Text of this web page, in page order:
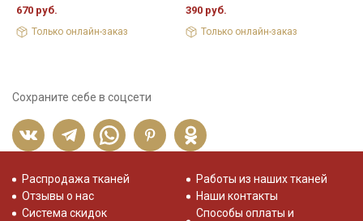
670 руб.
Только онлайн-заказ
390 руб.
Только онлайн-заказ
Сохраните себе в соцсети
Распродажа тканей
Отзывы о нас
Система скидок
Работы из наших тканей
Наши контакты
Способы оплаты и